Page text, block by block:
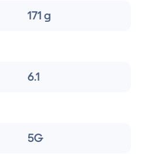
171 g
6.1
5G